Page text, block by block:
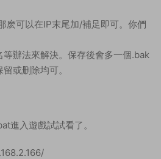
麽可以在IP末尾加/補足即可。你們
辦法來解決。保存後會多一個.bak
或删除均可。
進入遊戲試試看了。